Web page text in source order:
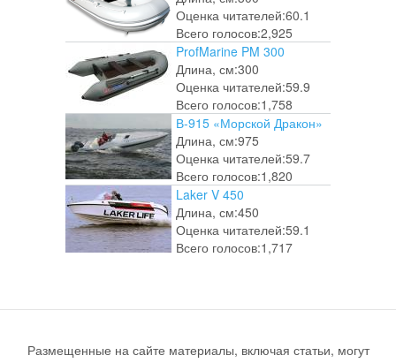
Оценка читателей:60.1
Всего голосов:2,925
ProfMarine PM 300
Длина, см:300
Оценка читателей:59.9
Всего голосов:1,758
В-915 «Морской Дракон»
Длина, см:975
Оценка читателей:59.7
Всего голосов:1,820
Laker V 450
Длина, см:450
Оценка читателей:59.1
Всего голосов:1,717
Размещенные на сайте материалы, включая статьи, могут